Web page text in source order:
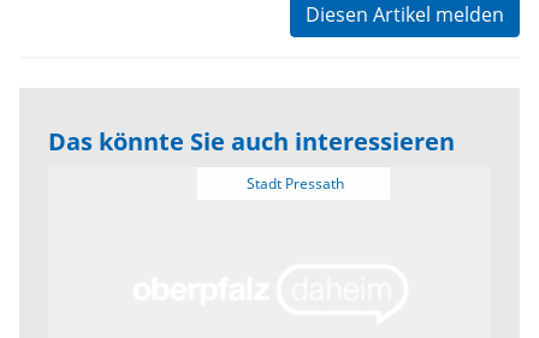
Diesen Artikel melden
Das könnte Sie auch interessieren